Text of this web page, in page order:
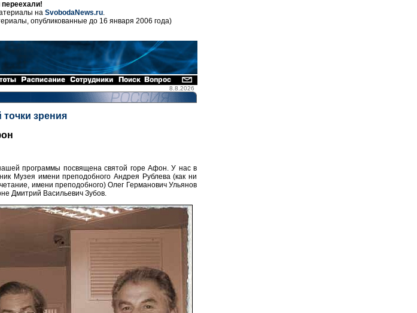
на SvobodaNews.ru.
опубликованные до 16 января 2006 года)
8.8.2026
точки зрения
программы посвящена святой горе Афон. У нас в
Музея имени преподобного Андрея Рублева (как ни
имени преподобного) Олег Германович Ульянов
Дмитрий Васильевич Зубов.